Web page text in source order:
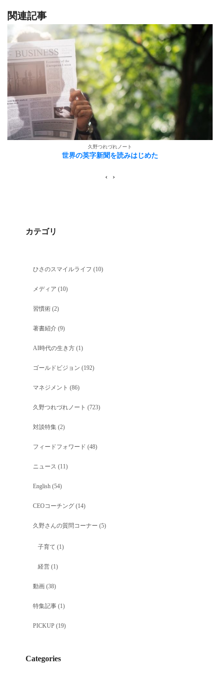
関連記事
久野つれづれノート
世界の英字新聞を読みはじめた
‹ ›
カテゴリ
ひさのスマイルライフ (10)
メディア (10)
習慣術(2)
著書紹介(9)
AI時代の生き方(1)
ゴールドビジョン (192)
マネジメント (86)
久野つれづれノート (723)
対談特集(2)
フィードフォワード (48)
ニュース (11)
English(54)
CEOコーチング(14)
久野さんの質問コーナー (5)
子育て (1)
経営(1)
動画(38)
特集記事(1)
PICKUP(19)
Categories